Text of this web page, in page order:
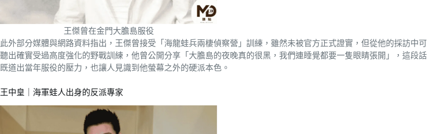
王傑曾在金門大膽島服役
此外部分媒體與網路資料指出，王傑曾接受「海龍蛙兵兩棲偵察營」訓練，雖然未被官方正式證實，但從他的採訪中可
聽出確實受過高度強化的野戰訓練，他曾公開分享「大膽島的夜晚真的很黑，我們連睡覺都要一隻眼睛張開」，這段話
既道出當年服役的壓力，也讓人見識到他螢幕之外的硬派本色。
王中皇｜海軍蛙人出身的反派專家